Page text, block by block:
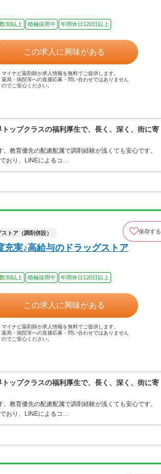
30以上 積極採用中 年間休日120日以上
この求人に興味がある
マイナビ薬剤師が求人情報を無料でご提供します。
薬局・病院等への直接応募・問い合わせではありません
のでご安心ください。
ップクラスの福利厚生で、長く、深く、街に寄
教育優先の配慮配属で調剤経験が浅くても安心です。
おり、LINEによるコ…
ストア（調剤併設） 保存する
充実♪高給与のドラッグストア
30以上 積極採用中 年間休日120日以上
この求人に興味がある
マイナビ薬剤師が求人情報を無料でご提供します。
薬局・病院等への直接応募・問い合わせではありません
のでご安心ください。
ップクラスの福利厚生で、長く、深く、街に寄
教育優先の配慮配属で調剤経験が浅くても安心です。
おり、LINEによるコ…